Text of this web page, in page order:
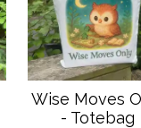
Wise Moves
- Totebag